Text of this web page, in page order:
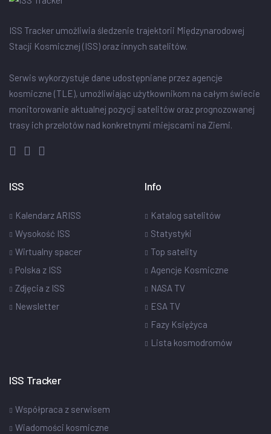
ISS Tracker umożliwia śledzenie trajektorii Międzynarodowej
Stacji Kosmicznej (ISS) oraz innych satelitów.
Serwis wykorzystuje dane udostępniane przez agencje
kosmiczne (TLE), umożliwiając użytkownikom na całym świecie
monitorowanie aktualnej pozycji satelitów oraz prognozowanej
trasy ich przelotów nad konkretnymi miejscami na Ziemi.
ISS
Kalendarz ARISS
Wysokość ISS
Wirtualny spacer
Polska z ISS
Zdjęcia z ISS
Newsletter
Info
Katalog satelitów
Statystyki
Top satelity
Agencje Kosmiczne
NASA TV
ESA TV
Fazy Księżyca
Lista kosmodromów
ISS Tracker
Współpraca z serwisem
Wiadomości kosmiczne